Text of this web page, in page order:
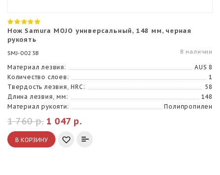
Нож Samura MOJO универсальный, 148 мм, черная
рукоять
SMJ-0023B В наличии
Материал лезвия:
AUS 8
Количество слоев:
1
Твердость лезвия, HRC:
58
Длина лезвия, мм:
148
Материал рукояти:
Полипропилен
1 047 р.
1 760 р.
В КОРЗИНУ